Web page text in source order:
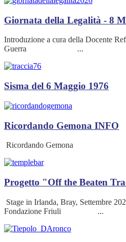
Giornata della Legalità - 8
Introduzione a cura della Docente
Guerra ...
Sisma del 6 Maggio 1976
Ricordando Gemona INFO
Ricordando
Progetto "Off the Beaten
Stage in Irlanda, Bray, Settembre
Fondazione Friuli ...